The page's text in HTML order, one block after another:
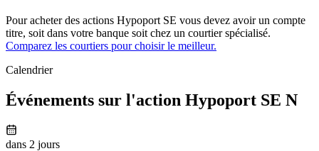
Pour acheter des actions Hypoport SE vous devez avoir un compte
titre, soit dans votre banque soit chez un courtier spécialisé.
Comparez les courtiers pour choisir le meilleur.
Calendrier
Événements sur l'action Hypoport SE N
dans 2 jours